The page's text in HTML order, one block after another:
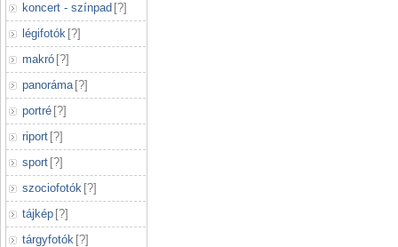
koncert - színpad [?]
légifotók [?]
makró [?]
panoráma [?]
portré [?]
riport [?]
sport [?]
szociofotók [?]
tájkép [?]
tárgyfotók [?]